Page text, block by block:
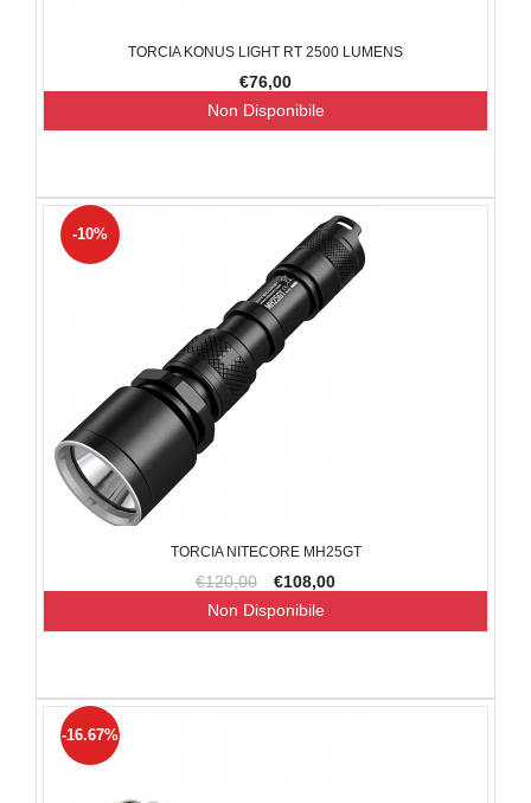
TORCIA KONUS LIGHT RT 2500 LUMENS
€76,00
Non Disponibile
TORCIA NITECORE MH25GT
€120,00 €108,00
-10%
Non Disponibile
-16.67%